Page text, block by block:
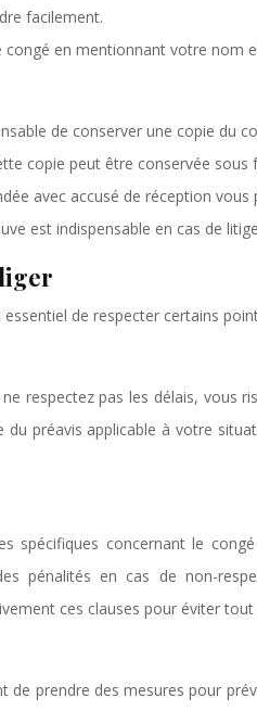
facilement.
congé en mentionnant votre nom
de conserver une copie du
copie peut être conservée
avec accusé de réception
est indispensable en cas de
de respecter certains
respectez pas les délais, vous
préavis applicable à votre
spécifiques concernant le
pénalités en cas de non-
ces clauses pour éviter
prendre des mesures pour